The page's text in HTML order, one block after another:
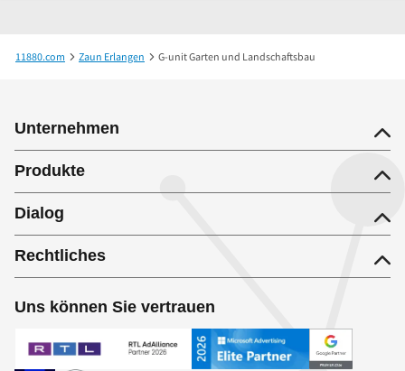
11880.com Zaun Erlangen G-unit Garten und Landschaftsbau
Unternehmen
Produkte
Dialog
Rechtliches
Uns können Sie vertrauen